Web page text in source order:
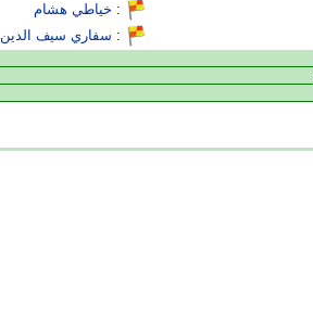
: خياطي هشام
: سفاري سيف الدين